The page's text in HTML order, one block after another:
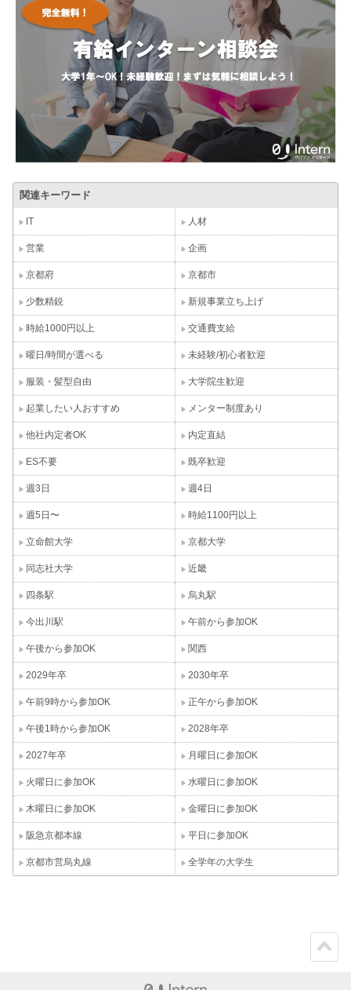
関連キーワード
IT 人材
営業 企画
京都府 京都市
少数精鋭 新規事業立ち上げ
時給1000円以上 交通費支給
曜日/時間が選べる 未経験/初心者歓迎
服装・髪型自由 大学院生歓迎
起業したい人おすすめ メンター制度あり
他社内定者OK 内定直結
ES不要 既卒歓迎
週3日 週4日
週5日〜 時給1100円以上
立命館大学 京都大学
同志社大学 近畿
四条駅 烏丸駅
今出川駅 午前から参加OK
午後から参加OK 関西
2029年卒 2030年卒
午前9時から参加OK 正午から参加OK
午後1時から参加OK 2028年卒
2027年卒 月曜日に参加OK
火曜日に参加OK 水曜日に参加OK
木曜日に参加OK 金曜日に参加OK
阪急京都本線 平日に参加OK
京都市営烏丸線 全学年の大学生